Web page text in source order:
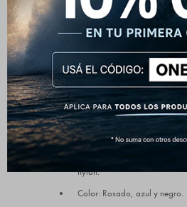
adapta cómodamente a cualquier
Ideal para cualquier
Ya sea que salgas a caminar,
invierno o simplemente busques un
canchero, este gorro es una
Especificaciones
Material: 51% Viscose, 27%
nylon.
Color: Rosado, azul y negro.